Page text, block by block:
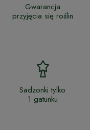
Gwarancja
przyjęcia się roślin
Sadzonki tylko
1 gatunku